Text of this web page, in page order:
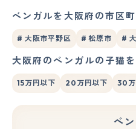
ベンガルを大阪府の市区
# 大阪市平野区 # 松原市 #
大阪府のベンガルの子猫
15万円以下 20万円以下 30万
ベ